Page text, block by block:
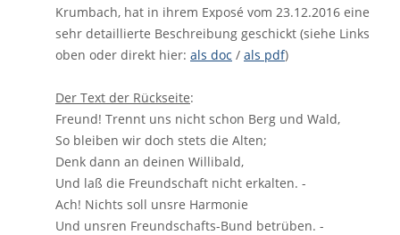
Krumbach, hat in ihrem Exposé vom 23.12.2016 eine
sehr detaillierte Beschreibung geschickt (siehe Links
oben oder direkt hier: als doc / als pdf)
Der Text der Rückseite:
Freund! Trennt uns nicht schon Berg und Wald,
So bleiben wir doch stets die Alten;
Denk dann an deinen Willibald,
Und laß die Freundschaft nicht erkalten. -
Ach! Nichts soll unsre Harmonie
Und unsren Freundschafts-Bund betrüben. -